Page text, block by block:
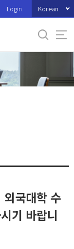
Login Korean
국대학 수
기 바랍니